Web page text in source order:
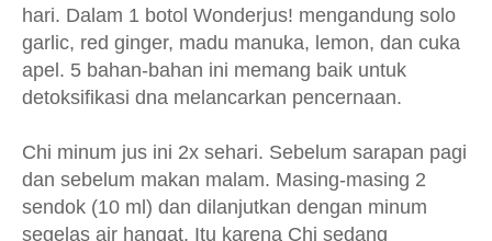
hari. Dalam 1 botol Wonderjus! mengandung solo
garlic, red ginger, madu manuka, lemon, dan cuka
apel. 5 bahan-bahan ini memang baik untuk
detoksifikasi dna melancarkan pencernaan.
Chi minum jus ini 2x sehari. Sebelum sarapan pagi
dan sebelum makan malam. Masing-masing 2
sendok (10 ml) dan dilanjutkan dengan minum
segelas air hangat. Itu karena Chi sedang